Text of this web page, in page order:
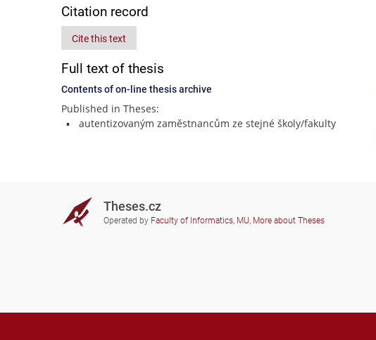
Citation record
Cite this text
Full text of thesis
Contents of on-line thesis archive
Published in Theses:
autentizovaným zaměstnancům ze stejné školy/fakulty
Theses.cz
Operated by Faculty of Informatics, MU, More about Theses